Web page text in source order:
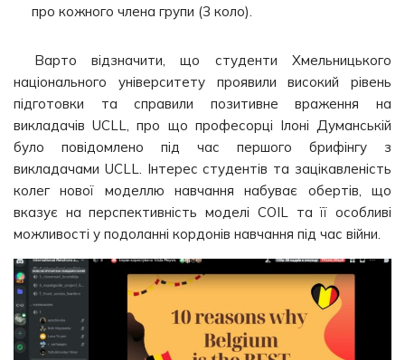
про кожного члена групи (3 коло).
Варто відзначити, що студенти Хмельницького
національного університету проявили високий рівень
підготовки та справили позитивне враження на
викладачів UCLL, про що професорці Ілоні Думанській
було повідомлено під час першого брифінгу з
викладачами UCLL. Інтерес студентів та зацікавленість
колег нової моделлю навчання набуває обертів, що
вказує на перспективність моделі COIL та її особливі
можливості у подоланні кордонів навчання під час війни.